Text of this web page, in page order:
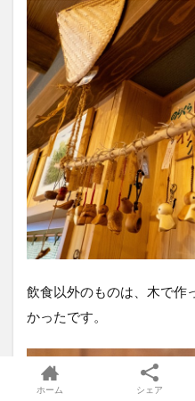
飲食以外のものは、木で作
かったです。
ホーム シェア